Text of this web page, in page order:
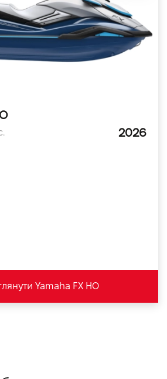
2026
Yamaha FX HO
на наш канал та слідкуй за
та новинками